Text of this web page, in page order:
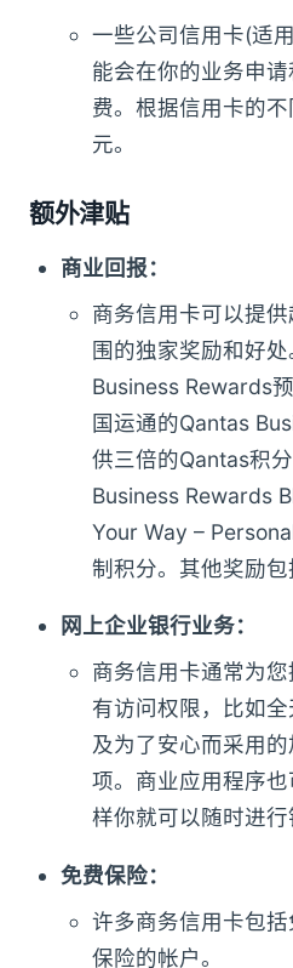
一些公司信用卡(适
能会在你的业务申
费。根据信用卡的
元。
额外津贴
商业回报：
商务信用卡可以提
围的独家奖励和好
Business Rewards
国运通的Qantas
供三倍的Qantas积
Business Rewards
Your Way –
制积分。其他奖励包
网上企业银行业务：
商务信用卡通常为
有访问权限，比如
及为了安心而采用
项。商业应用程序
样你就可以随时进行
免费保险：
许多商务信用卡包
保险的帐户。